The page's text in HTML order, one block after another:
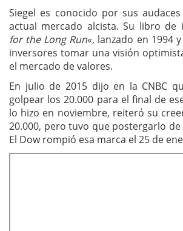
Siegel es conocido por sus
actual mercado alcista. Su libro de
for the Long Run«, lanzado en 1994
inversores tomar una visión
el mercado de valores.
En julio de 2015 dijo en la CNBC
golpear los 20.000 para el final de
lo hizo en noviembre, reiteró su
20.000, pero tuvo que postergarlo de
El Dow rompió esa marca el 25 de